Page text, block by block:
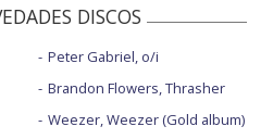
DISCOS
Peter Gabriel, o/i
Brandon Flowers, Thrasher
Weezer, Weezer (Gold album)